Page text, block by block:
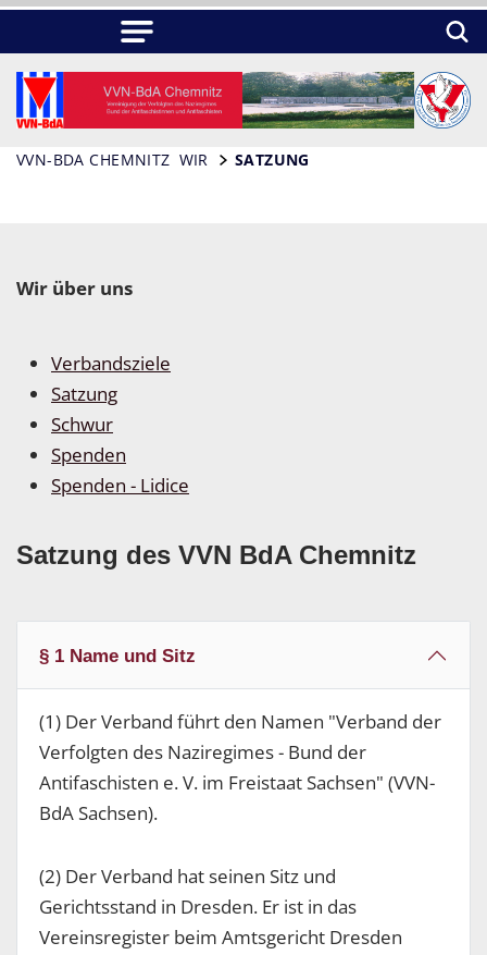
VVN-BDA CHEMNITZ WIR SATZUNG
Wir über uns
Verbandsziele
Satzung
Schwur
Spenden
Spenden - Lidice
Satzung des VVN BdA Chemnitz
§ 1 Name und Sitz
(1) Der Verband führt den Namen "Verband der
Verfolgten des Naziregimes - Bund der
Antifaschisten e. V. im Freistaat Sachsen" (VVN-
BdA Sachsen).
(2) Der Verband hat seinen Sitz und
Gerichtsstand in Dresden. Er ist in das
Vereinsregister beim Amtsgericht Dresden